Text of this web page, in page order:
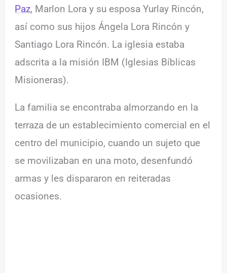
Paz, Marlon Lora y su esposa Yurlay Rincón,
así como sus hijos Ángela Lora Rincón y
Santiago Lora Rincón. La iglesia estaba
adscrita a la misión IBM (Iglesias Bíblicas
Misioneras).
La familia se encontraba almorzando en la
terraza de un establecimiento comercial en el
centro del municipio, cuando un sujeto que
se movilizaban en una moto, desenfundó
armas y les dispararon en reiteradas
ocasiones.